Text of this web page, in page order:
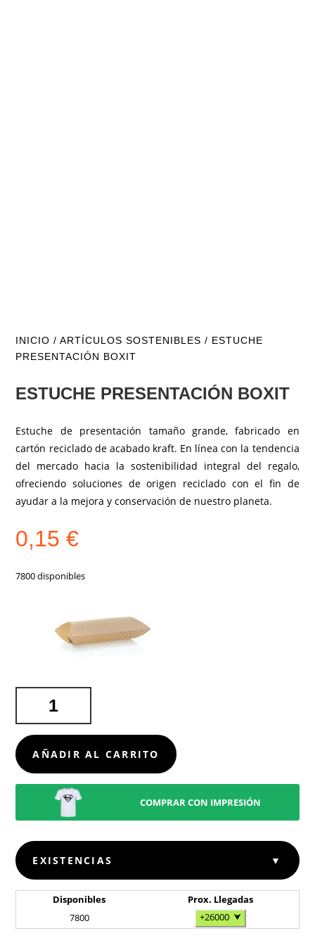
INICIO /ARTÍCULOS SOSTENIBLES / ESTUCHE
PRESENTACIÓN BOXIT
ESTUCHE PRESENTACIÓN BOXIT
Estuche de presentación tamaño grande, fabricado en
cartón reciclado de acabado kraft. En línea con la tendencia
del mercado hacia la sostenibilidad integral del regalo,
ofreciendo soluciones de origen reciclado con el fin de
ayudar a la mejora y conservación de nuestro planeta.
0,15€
7800 disponibles
PRESENTACIÓN
BOXIT
CANTIDAD
AÑADIR AL CARRITO
COMPRAR CON IMPRESIÓN
EXISTENCIAS ▼
Disponibles
Prox. Llegadas
7800
+26000 ⮟